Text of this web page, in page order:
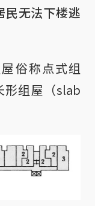
民无法下楼逃
俗称点式组
形组屋（slab